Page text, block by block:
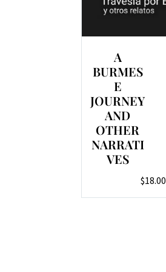
A
BURMES
E
JOURNEY
AND
OTHER
NARRATI
VES
$18.00